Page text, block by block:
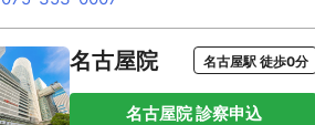
名古屋院 名古屋駅 徒歩0分
名古屋院 診察申込